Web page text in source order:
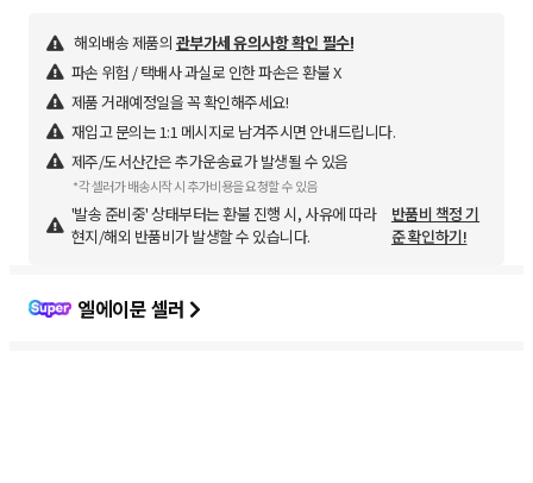
해외배송 제품의 관부가세 유의사항 확인 필수!
파손 위험 / 택배사 과실로 인한 파손은 환불 X
제품 거래예정일을 꼭 확인해주세요!
재입고 문의는 1:1 메시지로 남겨주시면 안내드립니다.
제주/도서산간은 추가운송료가 발생될 수 있음
*각 셀러가 배송시작 시 추가비용을 요청할 수 있음
'발송 준비중' 상태부터는 환불 진행 시, 사유에 따라
현지/해외 반품비가 발생할 수 있습니다.
반품비 책정 기
준 확인하기!
엘에이문 셀러